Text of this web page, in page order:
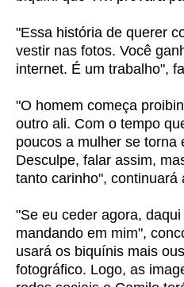
"Essa história de querer
vestir nas fotos. Você
internet. É um trabalho",
"O homem começa
outro ali. Com o tempo
poucos a mulher se torna
Desculpe, falar assim,
tanto carinho", continuará
"Se eu ceder agora,
mandando em mim",
usará os biquínis mais
fotográfico. Logo, as